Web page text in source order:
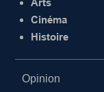
Cinéma
Histoire
Opinion